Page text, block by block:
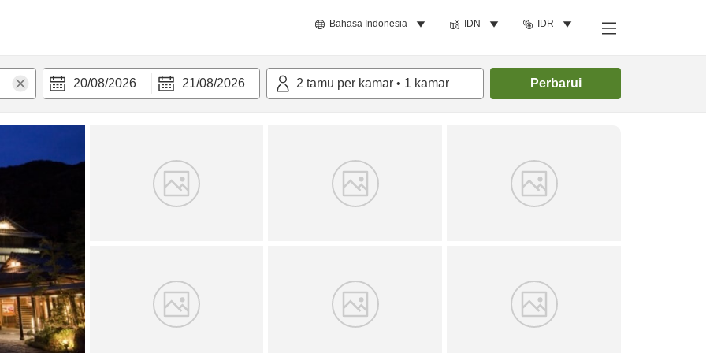
Bahasa Indonesia IDN IDR
20/08/2026 21/08/2026 2 tamu per kamar • 1 kamar Perbarui
Cari kamar